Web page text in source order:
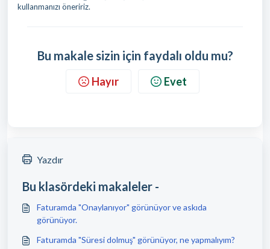
kullanmanızı öneririz.
Bu makale sizin için faydalı oldu mu?
Hayır Evet
Yazdır
Bu klasördeki makaleler -
Faturamda "Onaylanıyor" görünüyor ve askıda
görünüyor.
Faturamda "Süresi dolmuş" görünüyor, ne yapmalıyım?